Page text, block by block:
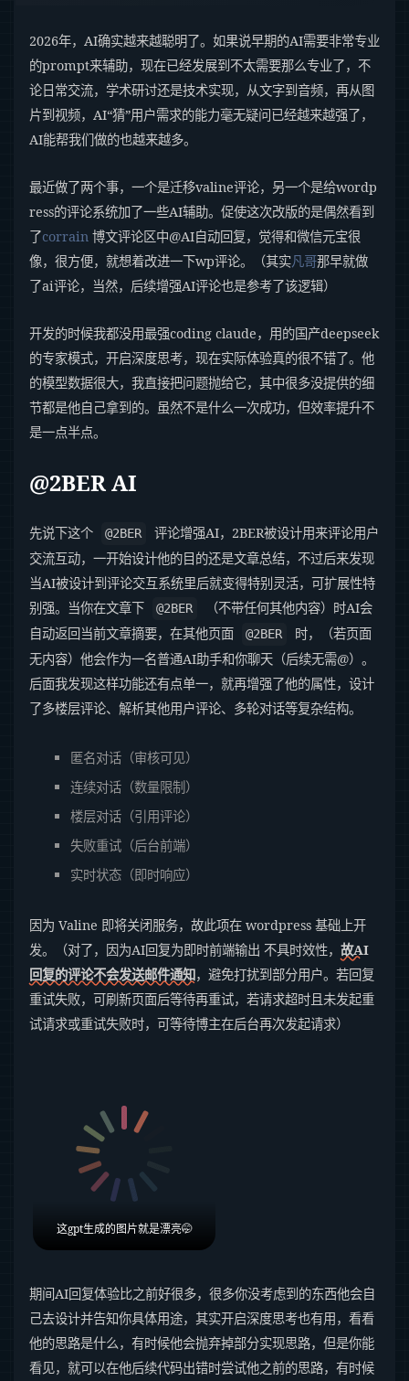
2026年，AI确实越来越聪明了。如果说早期的AI需要非常专业
的prompt来辅助，现在已经发展到不太需要那么专业了，不
论日常交流，学术研讨还是技术实现，从文字到音频，再从图
片到视频，AI“猜”用户需求的能力毫无疑问已经越来越强了，
AI能帮我们做的也越来越多。
最近做了两个事，一个是迁移valine评论，另一个是给wordp
ress的评论系统加了一些AI辅助。促使这次改版的是偶然看到
了corrain 博文评论区中@AI自动回复，觉得和微信元宝很
像，很方便，就想着改进一下wp评论。（其实凡哥那早就做
了ai评论，当然，后续增强AI评论也是参考了该逻辑）
开发的时候我都没用最强coding claude，用的国产deepseek
的专家模式，开启深度思考，现在实际体验真的很不错了。他
的模型数据很大，我直接把问题抛给它，其中很多没提供的细
节都是他自己拿到的。虽然不是什么一次成功，但效率提升不
是一点半点。
@2BER AI
先说下这个 @2BER
评论增强AI，2BER被设计用来评论用户
交流互动，一开始设计他的目的还是文章总结，不过后来发现
当AI被设计到评论交互系统里后就变得特别灵活，可扩展性特
别强。当你在文章下
@2BER
（不带任何其他内容）时AI会
自动返回当前文章摘要，在其他页面
@2BER
时，（若页面
无内容）他会作为一名普通AI助手和你聊天（后续无需@）。
后面我发现这样功能还有点单一，就再增强了他的属性，设计
了多楼层评论、解析其他用户评论、多轮对话等复杂结构。
匿名对话（审核可见）
连续对话（数量限制）
楼层对话（引用评论）
失败重试（后台前端）
实时状态（即时响应）
因为 Valine 即将关闭服务，故此项在 wordpress 基础上开
发。（对了，因为AI回复为即时前端输出 不具时效性， 故AI
回复的评论不会发送邮件通知，避免打扰到部分用户。若回复
重试失败，可刷新页面后等待再重试，若请求超时且未发起重
试请求或重试失败时，可等待博主在后台再次发起请求）
这gpt生成的图片就是漂亮🤭
期间AI回复体验比之前好很多，很多你没考虑到的东西他会自
己去设计并告知你具体用途，其实开启深度思考也有用，看看
他的思路是什么，有时候他会抛弃掉部分实现思路，但是你能
看见，就可以在他后续代码出错时尝试他之前的思路，有时候